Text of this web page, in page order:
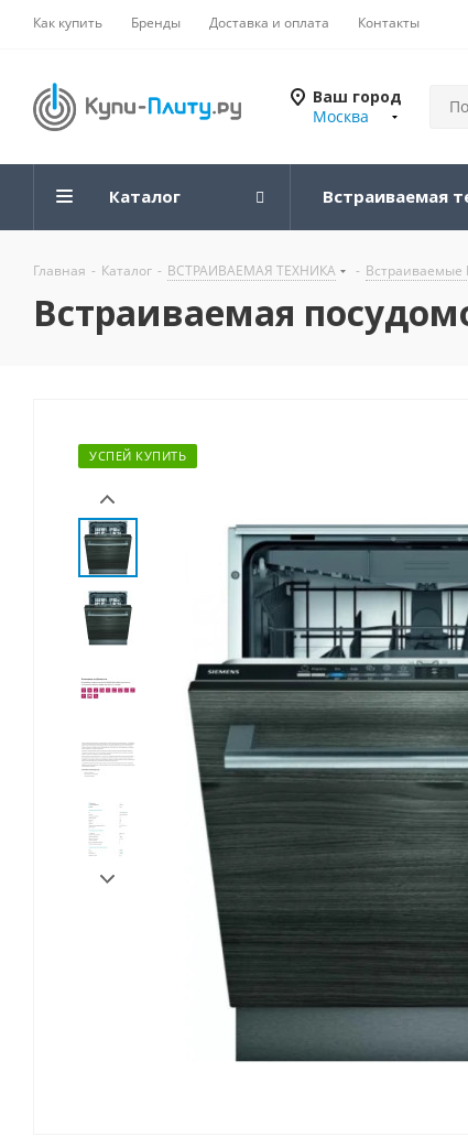
Как купить Бренды Доставка и оплата Контакты
Ваш город
Москва
Каталог Встраиваемая
Главная - Каталог - ВСТРАИВАЕМАЯ ТЕХНИКА -
Встраиваемая
УСПЕЙ КУПИТЬ